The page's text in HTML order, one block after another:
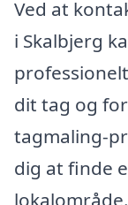
Ved at
i Skalbjerg
dit tag og
tagmaling-
dig at finde